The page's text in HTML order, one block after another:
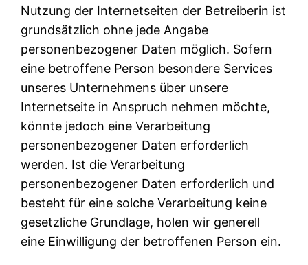
Nutzung der Internetseiten der Betreiberin ist
grundsätzlich ohne jede Angabe
personenbezogener Daten möglich. Sofern
eine betroffene Person besondere Services
unseres Unternehmens über unsere
Internetseite in Anspruch nehmen möchte,
könnte jedoch eine Verarbeitung
personenbezogener Daten erforderlich
werden. Ist die Verarbeitung
personenbezogener Daten erforderlich und
besteht für eine solche Verarbeitung keine
gesetzliche Grundlage, holen wir generell
eine Einwilligung der betroffenen Person ein.